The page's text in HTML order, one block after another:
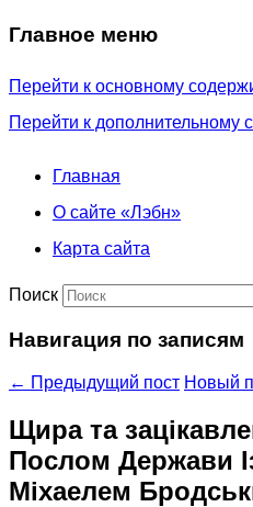
Главное меню
Перейти к основному
Перейти к дополнительному
Главная
О сайте «Лэбн»
Карта сайта
Поиск
Навигация по записям
← Предыдущий пост Новый
Щира та
Послом Держави
Міхаелем